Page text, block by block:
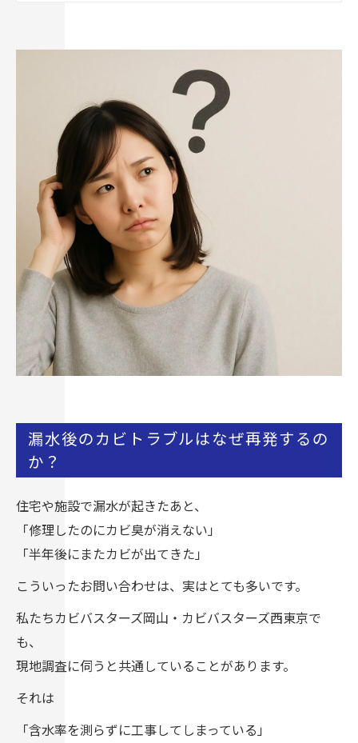
含水率を測らずに工事すると起こる問題
実際の現場体験｜漏水後に床下カビが大量発生
した事例
カビバスターズが行う含水率調査
カビ除去は素材を傷めないMIST工法®
数値管理ができる業者を選ぶことが重要
漏水カビ対策は「乾燥＋除カビ」がセット
漏水後のカビトラブルはなぜ再発するの
か？
住宅や施設で漏水が起きたあと、
「修理したのにカビ臭が消えない」
「半年後にまたカビが出てきた」
こういったお問い合わせは、実はとても多いです。
私たちカビバスターズ岡山・カビバスターズ西東京で
も、
現地調査に伺うと共通していることがあります。
それは
「含水率を測らずに工事してしまっている」